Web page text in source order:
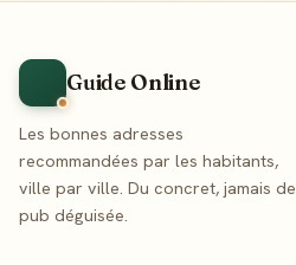
Guide Online
Les bonnes adresses
recommandées par les habitants,
ville par ville. Du concret, jamais de
pub déguisée.